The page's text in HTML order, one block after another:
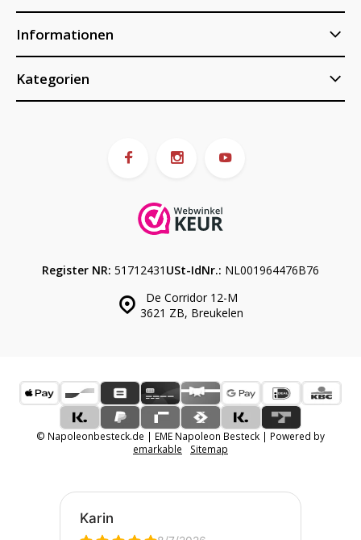
Informationen
Kategorien
De Corridor 12-M
3621 ZB, Breukelen
Register NR: 51712431 USt-IdNr.: NL001964476B76
© Napoleonbesteck.de | EME Napoleon Besteck | Powered by
emarkable
Sitemap